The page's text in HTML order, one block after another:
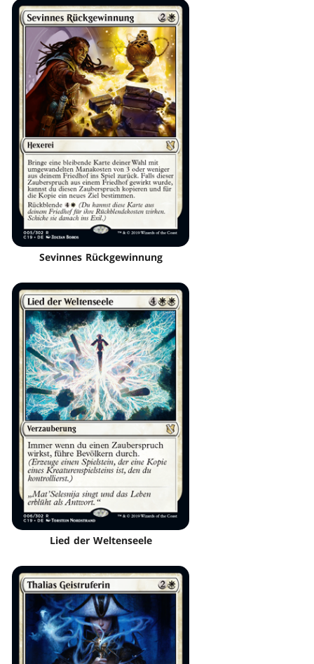
Sevinnes Rückgewinnung
Lied der Weltenseele